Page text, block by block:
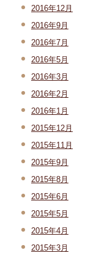
2016年12月
2016年9月
2016年7月
2016年5月
2016年3月
2016年2月
2016年1月
2015年12月
2015年11月
2015年9月
2015年8月
2015年6月
2015年5月
2015年4月
2015年3月